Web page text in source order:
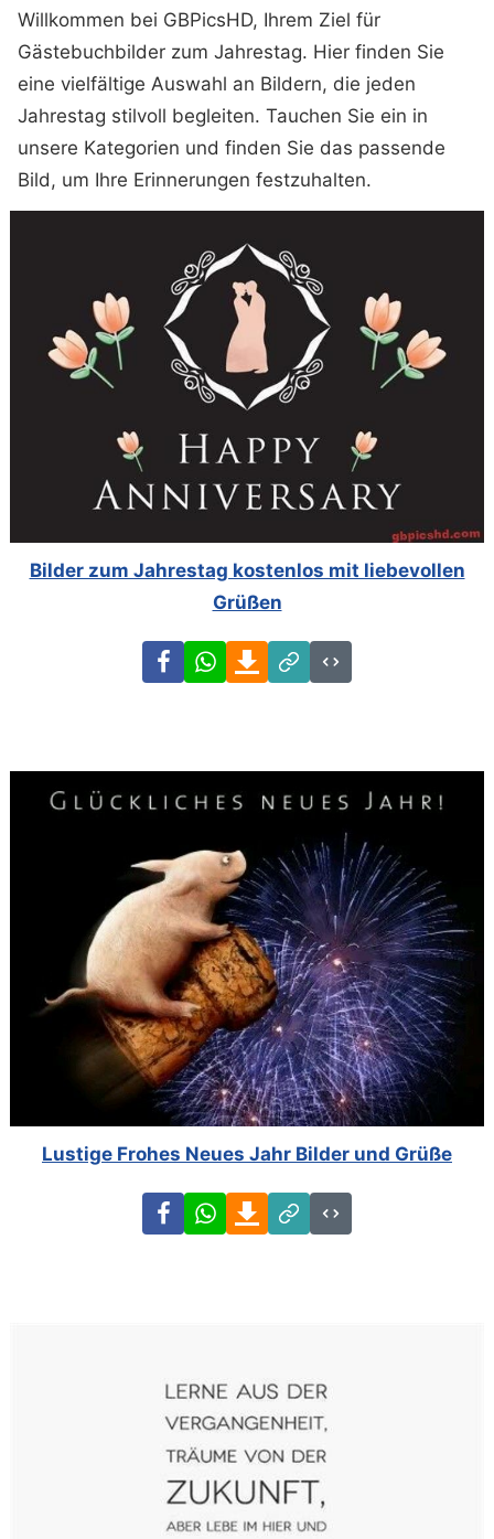
Willkommen bei GBPicsHD, Ihrem Ziel für
Gästebuchbilder zum Jahrestag. Hier finden Sie
eine vielfältige Auswahl an Bildern, die jeden
Jahrestag stilvoll begleiten. Tauchen Sie ein in
unsere Kategorien und finden Sie das passende
Bild, um Ihre Erinnerungen festzuhalten.
Bilder zum Jahrestag kostenlos mit liebevollen
Grüßen
FacebookWhatsAppDownload
Link
Code
Lustige Frohes Neues Jahr Bilder und Grüße
FacebookWhatsAppDownload
Link
Code